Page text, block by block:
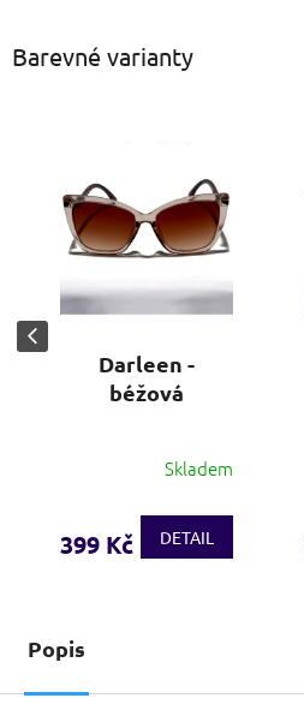
Barevné varianty
Darleen -
béžová
Skladem
399 Kč DETAIL
Popis